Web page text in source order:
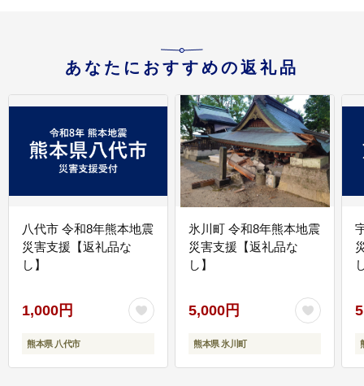
あなたにおすすめの返礼品
八代市 令和8年熊本地震
災害支援【返礼品な
し】
1,000円
熊本県 八代市
氷川町 令和8年熊本地震
災害支援【返礼品な
し】
5,000円
熊本県 氷川町